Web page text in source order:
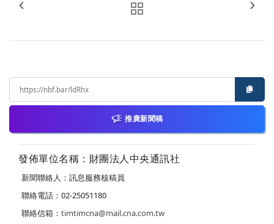
推廣新聞稿
發佈單位名稱：財團法人中央通訊社
新聞聯絡人：訊息服務核稿員
聯絡電話：02-25051180
聯絡信箱： timtimcna@mail.cna.com.tw